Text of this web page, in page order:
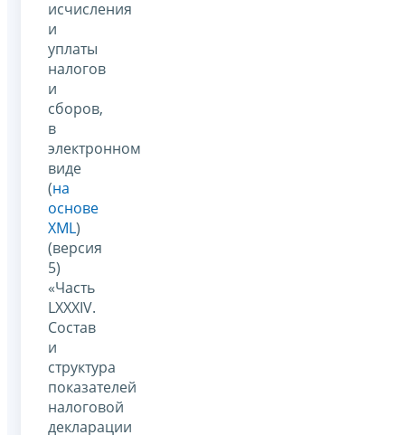
исчисления
и
уплаты
налогов
и
сборов,
в
электронном
виде
(на
основе
XML)
(версия
5)
«Часть
LXXXIV.
Состав
и
структура
показателей
налоговой
декларации